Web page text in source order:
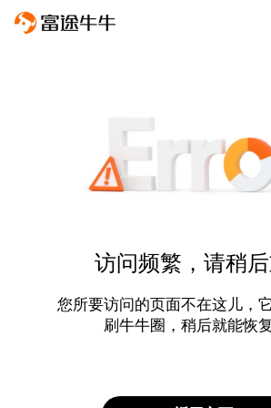
访问频繁，请稍
您所要访问的页面不在这儿，
刷牛牛圈，稍后就能恢